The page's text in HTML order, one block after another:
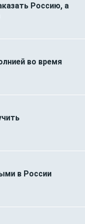
Россию, а
во время
в России